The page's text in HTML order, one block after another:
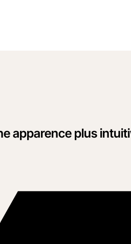
apparence plus